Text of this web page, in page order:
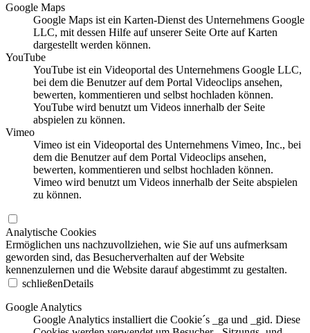
Google Maps
Google Maps ist ein Karten-Dienst des Unternehmens Google
LLC, mit dessen Hilfe auf unserer Seite Orte auf Karten
dargestellt werden können.
YouTube
YouTube ist ein Videoportal des Unternehmens Google LLC,
bei dem die Benutzer auf dem Portal Videoclips ansehen,
bewerten, kommentieren und selbst hochladen können.
YouTube wird benutzt um Videos innerhalb der Seite
abspielen zu können.
Vimeo
Vimeo ist ein Videoportal des Unternehmens Vimeo, Inc., bei
dem die Benutzer auf dem Portal Videoclips ansehen,
bewerten, kommentieren und selbst hochladen können.
Vimeo wird benutzt um Videos innerhalb der Seite abspielen
zu können.
Analytische Cookies
Ermöglichen uns nachzuvollziehen, wie Sie auf uns aufmerksam
geworden sind, das Besucherverhalten auf der Website
kennenzulernen und die Website darauf abgestimmt zu gestalten.
schließenDetails
Google Analytics
Google Analytics installiert die Cookie´s _ga und _gid. Diese